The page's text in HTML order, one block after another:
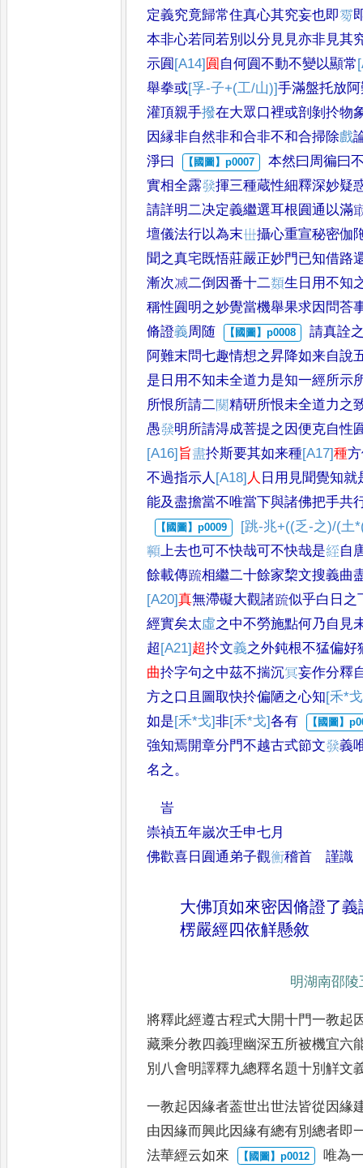
定義究竟歸常住真心其究妄也即𩂜
本非心若同若別以分見 見亦非見其
示圎 [A14] 圎 自何圎不動不變以顯常
舉拳或[孚-子+(工/山)]手滿盤托放阿
灌頂親手撥在大眾口裡或剖剝扵物
因縁非自然非和合非不和合掃除戲
淨曰
本然曰周徧曰
實相全露𤼵揮三種蔵性細釋深妙疑
請詳明二决定義繼選耳根圎通以滿
壇儀法行以為末𠀍攝心重宣秘密伽
聞之真宅既悟莊嚴 正妙門已知借路
漸次㓕二倒因番十二𩔗生日用不知
稱性圎明之妙覺當機舉果求因問荅
脩證義周随
請真詮
阿難末問七趣情想之昇降如来自說
是日用不知未全道力是知一經所示
所恨所請二𮤚精研所恨未全道力之
愚𤼵明所請淂成菩提之因便克自性
[A16] 旨𥁞扵斯要其如来種[A17]種
不過指示人 [A18] 人 日用見聞覺知就
能及盡擔當不唯當下與諸佛把手共
[跳-兆+((乏-之)/(土
𩕳上去也可不快哉可不快哉是𦀇自
餘載傳䟽相繼二十餘家棃文搜義曲
[A20]真無滯礙大觀諸䟽似乎白日之
經實矣太虛之中不勞施點何乃自見
超 [A21] 超扵文義之外鈍根不猛偏好
曲扵字句之中茲不揣沉𭁷妄作分釋
方之口且圖取快扵偏陋之心知[禾*
如是[禾*戈]非[禾*戈]各有
強知焉開章分門不越古式節文𤼵義
名之。
峕
崇禎五年嵗次壬申七月
佛歡喜日圎通弟子觀𢖍稽首 謹識
大佛頂如來密因脩證了義
楞嚴經四依觧懸敘
明湖南邵
將釋此經遵古程式大開十門一教起
藏乘分教四義理幽深五所被機宜六
別八會明譯釋九總釋名題十別觧文
一教起因緣者葢世出世法皆從因緣
由因緣而興此因緣有總有別總者即
法華經云如來
唯為